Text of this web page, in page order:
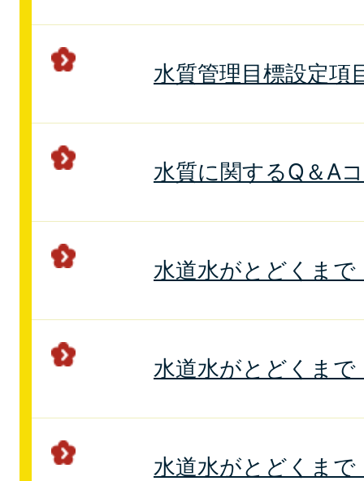
水質管理目標設定項
水質に関するQ＆A
水道水がとどくまで
水道水がとどくまで
水道水がとどくまで